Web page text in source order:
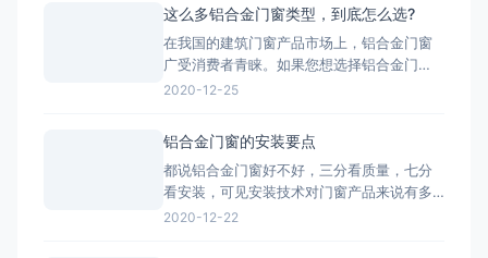
杂质少、耐腐蚀性和抗氧化性强。 第二点：
铝合金门窗价格也取决于生产工艺。生产工
艺的推行，必须有良好的生
这么多铝合金门窗类型，到底怎么选?
在我国的建筑门窗产品市场上，铝合金门窗
广受消费者青睐。如果您想选择铝合金门
窗，最好先了解一下铝合金门窗开启形式、
会影响您日后几十年的生活品质。 市面上的
门窗除了常见的木质材料加工制作而成的木
质门窗以外，更为常见的是类似下文
2020-12-25
铝合金门窗的安装要点
都说铝合金门窗好不好，三分看质量，七分
看安装，可见安装技术对门窗产品来说有多
重要。下面小编来和大家简单说一下铝合金
2020-12-22